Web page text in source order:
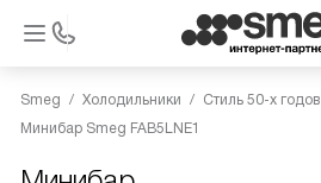
Smeg Холодильники
Стиль 50-х годов
Минибар Smeg FAB5LNE1